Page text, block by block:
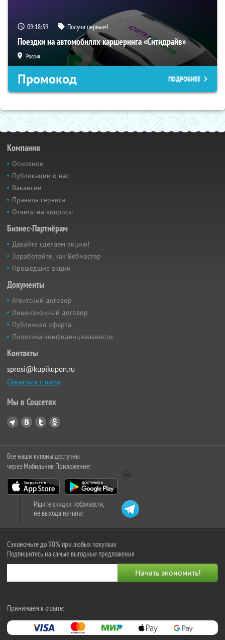
09:18:59 Получи первым!
Поездки на автомобилях каршеринга «Ситидрайв»
Россия
Промокод ПОДРОБНЕЕ
Компания
Основное
Публикации о нас
Вакансии
Правила сервиса
Ответы на вопросы
Бизнес-Партнёрам
Давайте сделаем акцию!
Заработайте, как Вебмастер
Прошедшие акции
Документы
Агентский договор
Лицензионный договор
Публичная оферта
Политика конфиденциальности
Контакты
sprosi@kupikupon.ru
Связаться с нами
Мы в Соцсетях
Все наши купоны доступны
через Мобильное Приложение:
Ищите скидки поблизости,
не выходя из чата:
Сэкономьте до 90% при любых покупках
Подпишитесь на самые выгодные предложения
Принимаем к оплате: